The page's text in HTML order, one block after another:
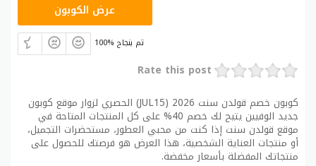
عرض الكوبون
100% تم بنجاح
Rate this post
كوبون خصم قولدن سنت 2026 (JUL15) الحصري لزوار موقع كوبون
جديد الوفيين يتيح لك خصم 40% على كل المنتجات المتاحة في
موقع قولدن سنت إذا كنت من محبي العطور، مستحضرات التجميل،
أو منتجات العناية الشخصية، هذا العرض هو فرصتك للحصول على
منتجاتك المفضلة بأسعار مخفضة.